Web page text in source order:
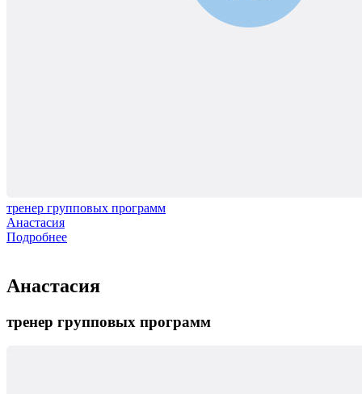
тренер групповых программ
Анастасия
Подробнее
Анастасия
тренер групповых программ